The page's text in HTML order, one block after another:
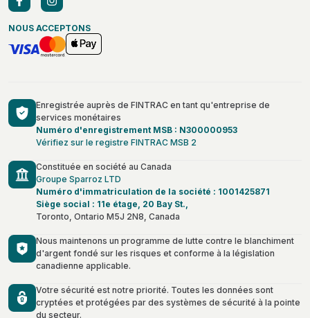
NOUS ACCEPTONS
Enregistrée auprès de FINTRAC en tant qu'entreprise de
services monétaires
Numéro d'enregistrement MSB : N300000953
Vérifiez sur le registre FINTRAC MSB 2
Constituée en société au Canada
Groupe Sparroz LTD
Numéro d'immatriculation de la société : 1001425871
Siège social : 11e étage, 20 Bay St.,
Toronto, Ontario M5J 2N8, Canada
Nous maintenons un programme de lutte contre le blanchiment
d'argent fondé sur les risques et conforme à la législation
canadienne applicable.
Votre sécurité est notre priorité. Toutes les données sont
cryptées et protégées par des systèmes de sécurité à la pointe
du secteur.